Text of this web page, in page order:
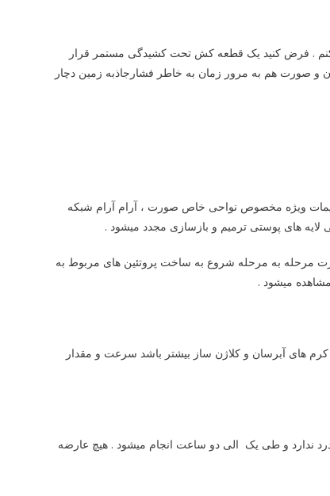
. فرض کنید یک قطعه کش تحت کشیدگی مستمر قرار
صورت هم به مرور زمان به خاطر فشارجاذبه زمین دچار
ویژه مخصوص نواحی خاص صورت ، آرام آرام شبکه
لایه های پوستی ترمیم و بازسازی مجدد میشود .
مرحله به مرحله شروع به ساخت پروتئین های مربوط به
کرم های آبرسان و کلاژن ساز بیشتر باشد سرعت و مقدار
ندارد و طی یک الی دو ساعت انجام میشود . هیچ عارضه